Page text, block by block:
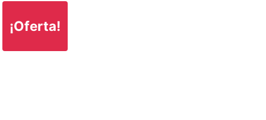
¡Oferta!